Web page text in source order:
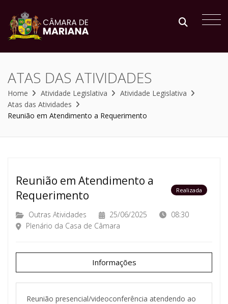
ATAS DAS ATIVIDADES
Home Atividade Legislativa
Atividade Legislativa
Atas das Atividades
Reunião em Atendimento a Requerimento
Reunião em Atendimento a
Requerimento
Realizada
Outras Atividades 25/06/2025
08:30
Plenário da Casa de Câmara
Informações
Reunião presencial/videoconferência atendendo ao